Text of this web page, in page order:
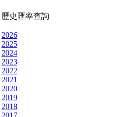
歷史匯率查詢
2026
2025
2024
2023
2022
2021
2020
2019
2018